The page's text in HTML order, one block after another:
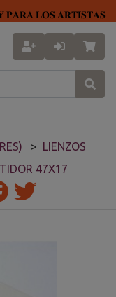
𝐏𝐀𝐑𝐀 𝐋𝐎𝐒 𝐀𝐑𝐓𝐈𝐒𝐓𝐀𝐒
LIENZOS
47X17